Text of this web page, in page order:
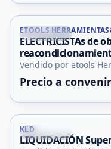
La Punta
Servicio
ETOOLS
ELECTRICISTAs de
Vendido por etools
Precio a convenir
La Punta
KLD
LIQUIDACIÓN